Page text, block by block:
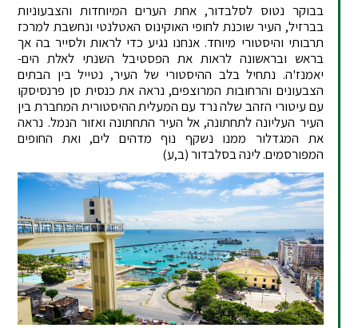
בבוקר נטוס לסלבדור, אחת הערים המיוחדות והצבעוניות
בברזיל, העיר שוכנת לחופי האוקינוס האטלנטי ונחשבת למרכז
תרבותי והיסטורי מיוחד. אנחנו נגיע כדי לראות ולסייר בה אך
בראש ובראשונה לראות את הפסטיבל השנתי לאלת הים-
יאמנז'ה. נתחיל בלב ההיסטורי של העיר, נטייל בין הבתים
הצבעונים והרחובות המרוצפים, נראה את כנסית סן פרנסיסקו
עם עיטורי הזהב שלה נרד עם המעלית ההיסטורית המחברת בין
העיר העליונה לתחתונה, אל העיר התחתונה ואזור הנמל. נראה
את המגדלור ממנו נשקף נוף מדהים לים, ואת החופים
המפורסמים. לינה בסלבדור (ב,ע)